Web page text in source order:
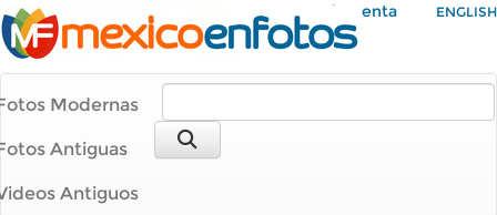
Mi Cuenta ENGLISH
Modernas
Antiguas
Antiguos